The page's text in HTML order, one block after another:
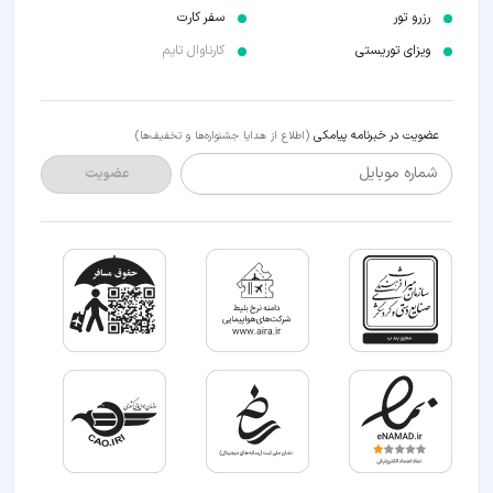
رزرو تور
ویزای توریستی
سفر کارت
کارناوال تایم
عضویت در خبرنامه پیامکی (اطلاع از هدایا جشنواره‌ها و تخفیف‌ها)
شماره موبایل عضویت